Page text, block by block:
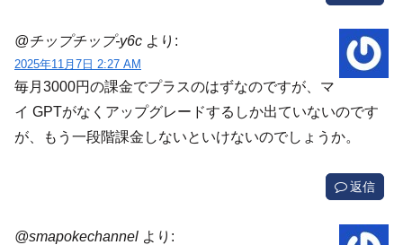
@チップチップ-y6c より:
2025年11月7日 2:27 AM
毎月3000円の課金でプラスのはずなのですが、マ
イ GPTがなくアップグレードするしか出ていないのです
が、もう一段階課金しないといけないのでしょうか。
返信
@smapokechannel より: